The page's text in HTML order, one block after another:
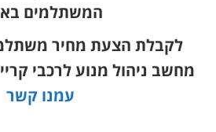
המשתלמים
לקבלת הצעת מחיר
מחשב ניהול מנוע לרכבי
עמנו קשר